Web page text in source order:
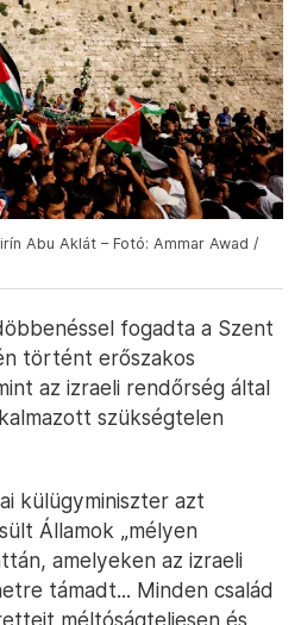
Abu Aklát – Fotó: Ammar Awad /
fogadta a Szent
történt erőszakos
az izraeli rendőrség által
szükségtelen
külügyminiszter azt
Államok „mélyen
amelyeken az izraeli
támadt... Minden család
méltóságteljesen és